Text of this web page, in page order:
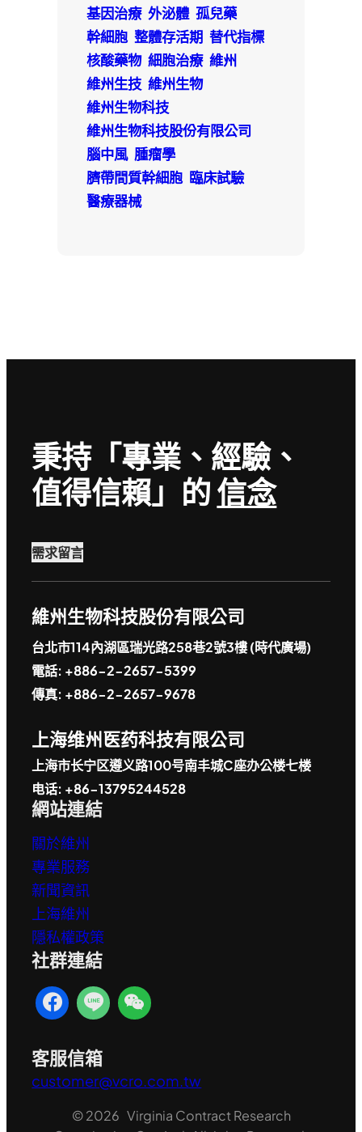
基因治療 外泌體 孤兒藥
幹細胞 整體存活期 替代指標
核酸藥物 細胞治療 維州
維州生技 維州生物
維州生物科技
維州生物科技股份有限公司
腦中風 腫瘤學
臍帶間質幹細胞 臨床試驗
醫療器械
秉持「專業、經驗、
值得信賴」的信念
需求留言
維州生物科技股份有限公司
台北市114內湖區瑞光路258巷2號3樓 (時代廣場)
電話: +886-2-2657-5399
傳真: +886-2-2657-9678
上海维州医药科技有限公司
上海市长宁区遵义路100号南丰城C座办公楼七楼
电话: +86-13795244528
網站連結
關於維州
專業服務
新聞資訊
上海維州
隱私權政策
社群連結
客服信箱
customer@vcro.com.tw
© 2026 Virginia Contract Research